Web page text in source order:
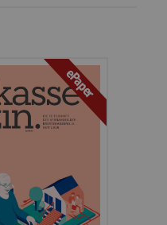
ePaper